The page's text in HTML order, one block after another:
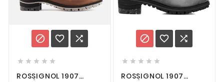
  
    
ROSSIGNOL 1907
  
    
ROSSIGNOL 1907